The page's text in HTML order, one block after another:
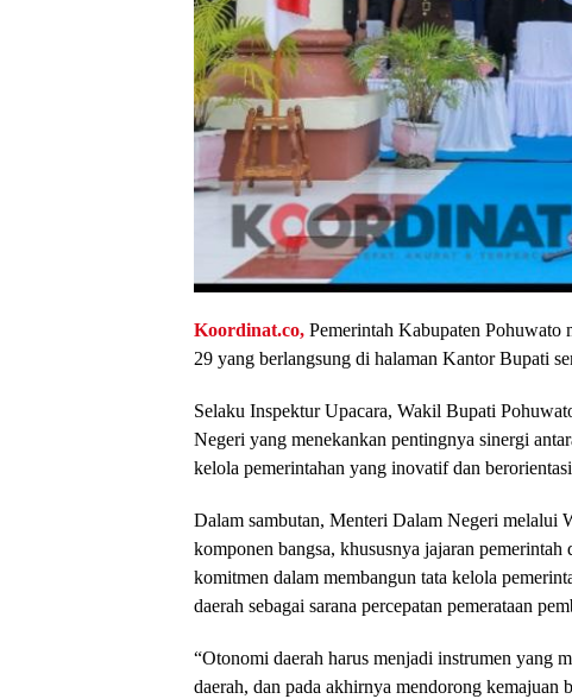
Koordinat.co, Pemerintah Kabupaten Pohuwato
29 yang berlangsung di halaman Kantor Bupati
Selaku Inspektur Upacara, Wakil Bupati
Negeri yang menekankan pentingnya sinergi
kelola pemerintahan yang inovatif dan
Dalam sambutan, Menteri Dalam Negeri melalui
komponen bangsa, khususnya jajaran
komitmen dalam membangun tata kelola
daerah sebagai sarana percepatan pemerataan
“Otonomi daerah harus menjadi instrumen yang
daerah, dan pada akhirnya mendorong kemajuan